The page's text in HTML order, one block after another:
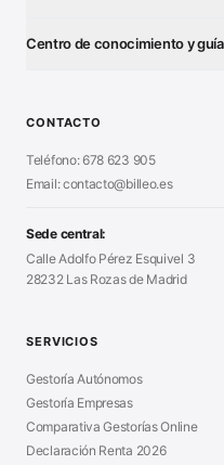
Generador Nóminas
■ Generador Presupuestos
Generador Facturas
■Modelo Nómina PDF
■Calculadora Vacaciones
Centro de conocimiento y
■Alta Autónomo Paso a Paso
Declaración Renta 2026
■Certificado Digital
■Sanciones Hacienda
■Asesoría en Madrid
CONTACTO
Teléfono: 678 623 905
Email: contacto@billeo.es
Sede central:
Calle Adolfo Pérez Esquivel 3
28232 Las Rozas de Madrid
SERVICIOS
Gestoría Autónomos
Gestoría Empresas
Comparativa Gestorías Online
Declaración Renta 2026